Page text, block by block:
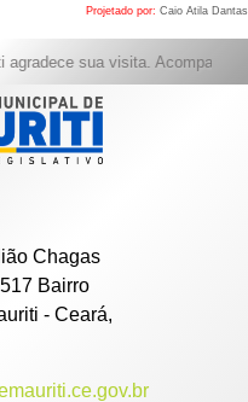
Projetado por: Caio Atila Dantas
sua visita. Acompanhe
Chagas
Bairro
- Ceará,